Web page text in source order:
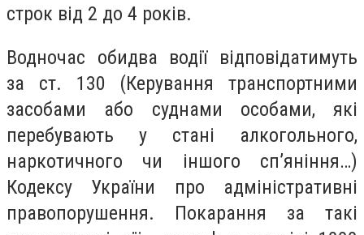
строк від 2 до 4 років.
Водночас обидва водії відповідатимуть
за ст. 130 (Керування транспортними
засобами або суднами особами, які
перебувають у стані алкогольного,
наркотичного чи іншого сп’яніння…)
Кодексу України про адміністративні
правопорушення. Покарання за такі